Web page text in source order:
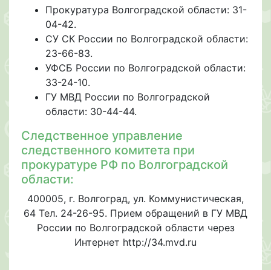
Прокуратура Волгоградской области: 31-
04-42.
СУ СК России по Волгоградской области:
23-66-83.
УФСБ России по Волгоградской области:
33-24-10.
ГУ МВД России по Волгоградской
области: 30-44-44.
Следственное управление
следственного комитета при
прокуратуре РФ по Волгоградской
области:
400005, г. Волгоград, ул. Коммунистическая,
64 Тел. 24-26-95. Прием обращений в ГУ МВД
России по Волгоградской области через
Интернет http://34.mvd.ru